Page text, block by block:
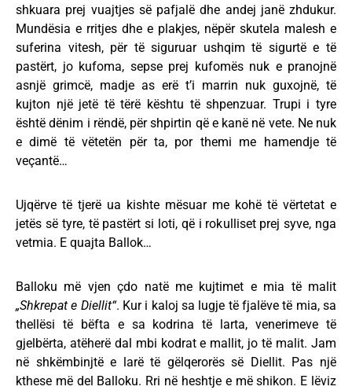
shkuara prej vuajtjes së pafjalë dhe andej janë zhdukur.
Mundësia e rritjes dhe e plakjes, nëpër skutela malesh e
suferina vitesh, për të siguruar ushqim të sigurtë e të
pastërt, jo kufoma, sepse prej kufomës nuk e pranojnë
asnjë grimcë, madje as erë t’i marrin nuk guxojnë, të
kujton një jetë të tërë kështu të shpenzuar. Trupi i tyre
është dënim i rëndë, për shpirtin që e kanë në vete. Ne nuk
e dimë të vëtetën për ta, por themi me hamendje të
veçantë…
Ujqërve të tjerë ua kishte mësuar me kohë të vërtetat e
jetës së tyre, të pastërt si loti, që i rokulliset prej syve, nga
vetmia. E quajta Ballok…
Balloku më vjen çdo natë me kujtimet e mia të malit
„Shkrepat e Diellit“. Kur i kaloj sa lugje të fjalëve të mia, sa
thellësi të bëfta e sa kodrina të larta, venerimeve të
gjelbërta, atëherë dal mbi kodrat e mallit, jo të malit. Jam
në shkëmbinjtë e larë të gëlqerorës së Diellit. Pas një
kthese më del Balloku. Rri në heshtje e më shikon. E lëviz